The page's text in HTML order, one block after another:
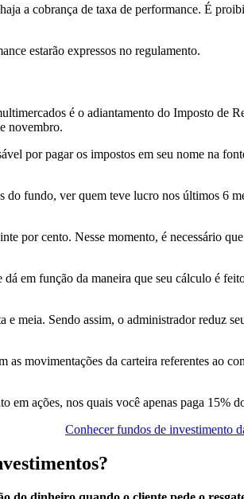
a cobrança de taxa de performance. É
estarão expressos no regulamento.
é o adiantamento do Imposto de
novembro.
por pagar os impostos em seu nome na
fundo, ver quem teve lucro nos últimos 6
por cento. Nesse momento, é necessário
em função da maneira que seu cálculo é
meia. Sendo assim, o administrador reduz
movimentações da carteira referentes ao
ações, nos quais você apenas paga 15%
Conhecer fundos de investimento